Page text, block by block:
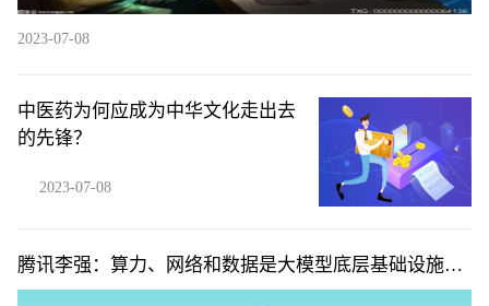
2023-07-08
中医药为何应成为中华文化走出去
的先锋？
2023-07-08
腾讯李强：算力、网络和数据是大模型底层基础设施的
铁三角